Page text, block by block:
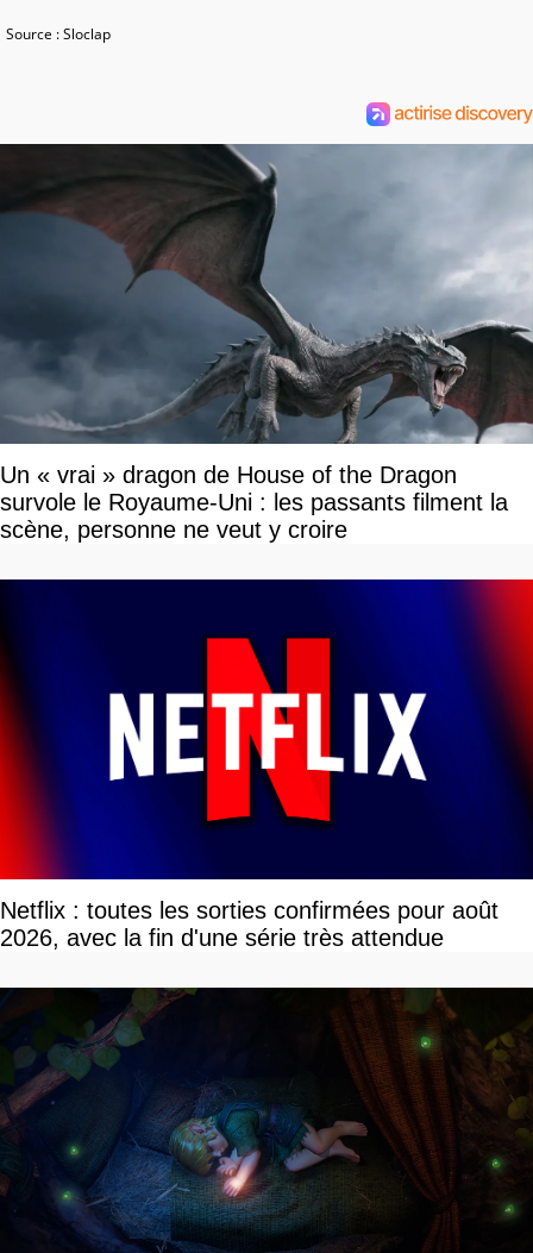
Source : Sloclap
Un « vrai » dragon de House of the Dragon
survole le Royaume-Uni : les passants filment la
scène, personne ne veut y croire
Netflix : toutes les sorties confirmées pour août
2026, avec la fin d'une série très attendue